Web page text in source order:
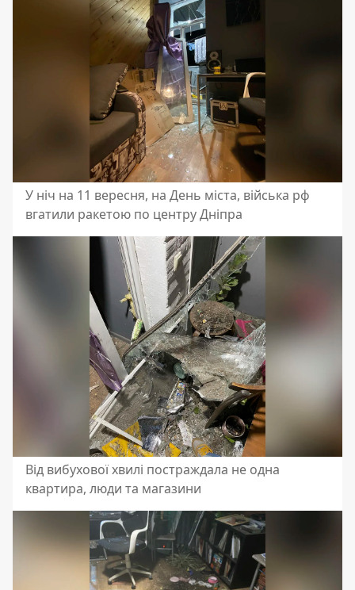
У ніч на 11 вересня, на День міста, війська рф
вгатили ракетою по центру Дніпра
Від вибухової хвилі постраждала не одна
квартира, люди та магазини